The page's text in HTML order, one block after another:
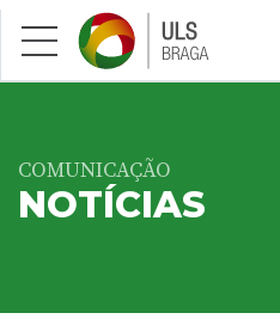
Saltar para conteúdo principal
COMUNICAÇÃO
NOTÍCIAS